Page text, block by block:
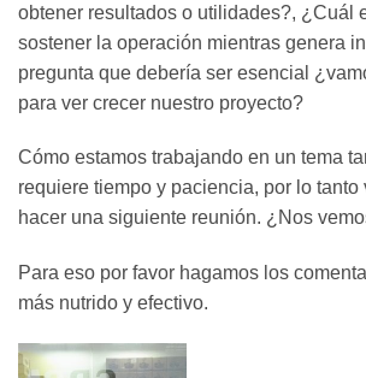
obtener resultados o utilidades?, ¿Cuál
sostener la operación mientras genera
pregunta que debería ser esencial
para ver crecer nuestro proyecto?
Cómo estamos trabajando en un tema
requiere tiempo y paciencia, por lo tanto
hacer una siguiente reunión. ¿Nos
Para eso por favor hagamos los
más nutrido y efectivo.